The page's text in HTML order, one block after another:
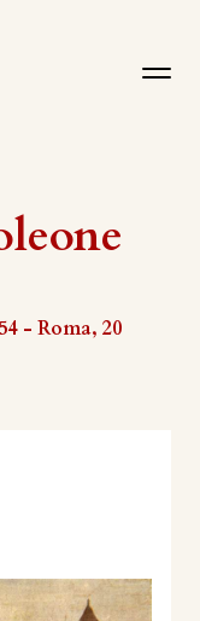
- Roma, 20